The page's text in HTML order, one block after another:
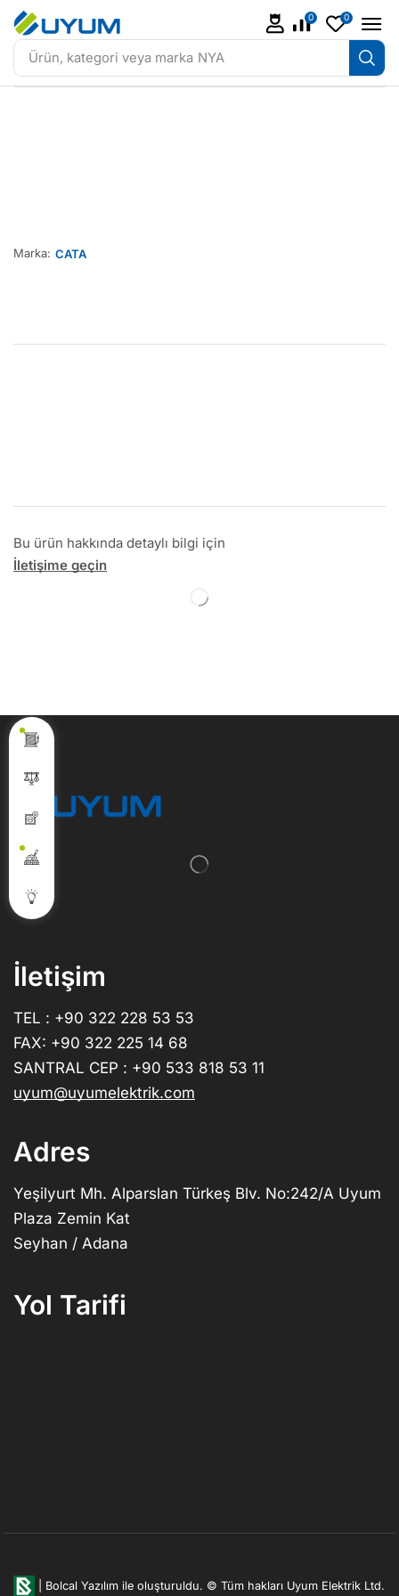
Ürün, kategori veya marka NYA
0 0
Marka: CATA
Bu ürün hakkında detaylı bilgi için
İletişime geçin
İletişim
TEL : +90 322 228 53 53
FAX: +90 322 225 14 68
SANTRAL CEP : +90 533 818 53 11
uyum@uyumelektrik.com
Adres
Yeşilyurt Mh. Alparslan Türkeş Blv. No:242/A Uyum
Plaza Zemin Kat
Seyhan / Adana
Yol Tarifi
Bolcal Yazılım ile oluşturuldu. © Tüm hakları Uyum Elektrik Ltd.